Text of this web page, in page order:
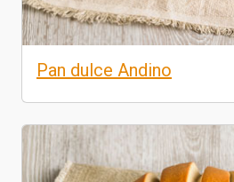
Pan dulce Andino